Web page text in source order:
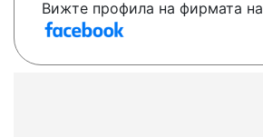
Вижте профила на фирмата на